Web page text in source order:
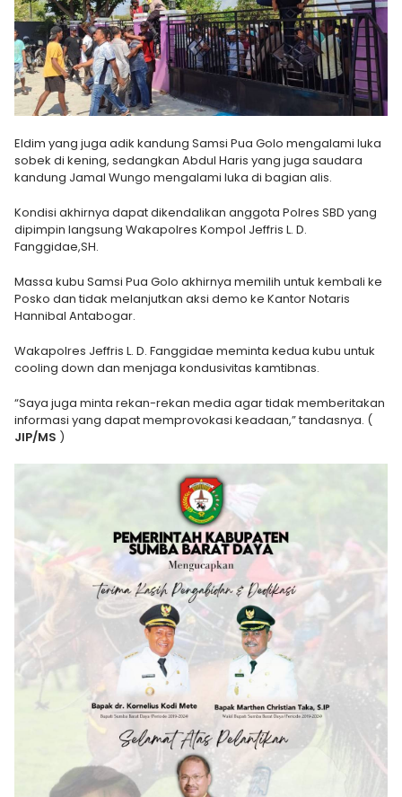
Eldim yang juga adik kandung Samsi Pua Golo mengalami luka
sobek di kening, sedangkan Abdul Haris yang juga saudara
kandung Jamal Wungo mengalami luka di bagian alis.
Kondisi akhirnya dapat dikendalikan anggota Polres SBD yang
dipimpin langsung Wakapolres Kompol Jeffris L. D.
Fanggidae,SH.
Massa kubu Samsi Pua Golo akhirnya memilih untuk kembali ke
Posko dan tidak melanjutkan aksi demo ke Kantor Notaris
Hannibal Antabogar.
Wakapolres Jeffris L. D. Fanggidae meminta kedua kubu untuk
cooling down dan menjaga kondusivitas kamtibnas.
“Saya juga minta rekan-rekan media agar tidak memberitakan
informasi yang dapat memprovokasi keadaan,” tandasnya. (
JIP/MS )